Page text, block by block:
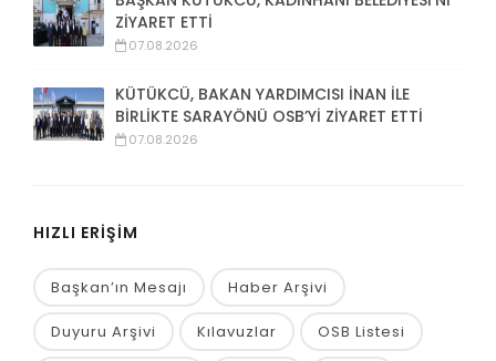
ZİYARET ETTİ
07.08.2026
KÜTÜKCÜ, BAKAN YARDIMCISI İNAN İLE
BİRLİKTE SARAYÖNÜ OSB’Yİ ZİYARET ETTİ
07.08.2026
HIZLI ERİŞİM
Başkan’ın Mesajı Haber Arşivi
Duyuru Arşivi Kılavuzlar OSB Listesi